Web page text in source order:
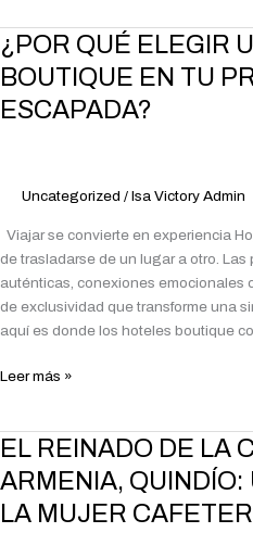
QUINDÍO
¿POR QUÉ ELEGIR
BOUTIQUE EN TU
ESCAPADA?
Uncategorized / Isa Victory Admin
Viajar se convierte en experiencia
de trasladarse de un lugar a otro.
auténticas, conexiones emocionales
de exclusividad que transforme una
aquí es donde los hoteles boutique
¿POR
QUÉ
ELEGIR
UN
PRÓXIMA
ESCAPADA?
Leer más »
EL REINADO DE LA
ARMENIA,
LA MUJER
EL
DE
LA